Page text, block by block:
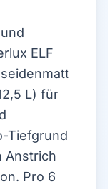
ELF
L) für
Tiefgrund
Anstrich
Pro 6